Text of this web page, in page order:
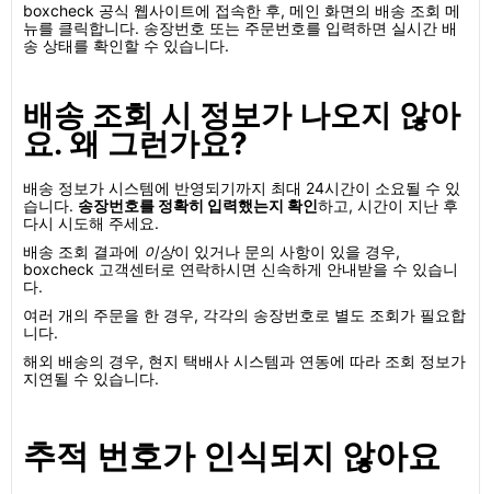
boxcheck 공식 웹사이트에 접속한 후, 메인 화면의 배송 조회 메
뉴를 클릭합니다. 송장번호 또는 주문번호를 입력하면 실시간 배
송 상태를 확인할 수 있습니다.
배송 조회 시 정보가 나오지 않아
요. 왜 그런가요?
배송 정보가 시스템에 반영되기까지 최대 24시간이 소요될 수 있
습니다. 송장번호를 정확히 입력했는지 확인하고, 시간이 지난 후
다시 시도해 주세요.
배송 조회 결과에 이상이 있거나 문의 사항이 있을 경우,
boxcheck 고객센터로 연락하시면 신속하게 안내받을 수 있습니
다.
여러 개의 주문을 한 경우, 각각의 송장번호로 별도 조회가 필요합
니다.
해외 배송의 경우, 현지 택배사 시스템과 연동에 따라 조회 정보가
지연될 수 있습니다.
추적 번호가 인식되지 않아요